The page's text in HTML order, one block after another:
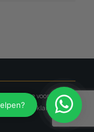
Algemene voorwaarden
Privacy verklaring